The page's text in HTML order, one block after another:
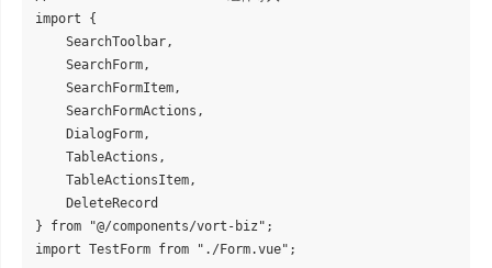
import {
    SearchToolbar,
    SearchForm,
    SearchFormItem,
    SearchFormActions,
    DialogForm,
    TableActions,
    TableActionsItem,
    DeleteRecord
} from "@/components/vort-biz";
import TestForm from "./Form.vue";